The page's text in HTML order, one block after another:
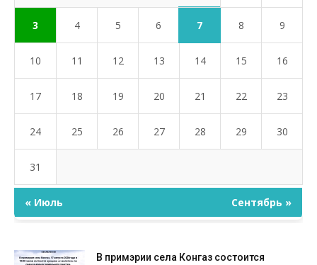
3 4 5 6 7 8 9
10 11 12 13 14 15 16
17 18 19 20 21 22 23
24 25 26 27 28 29 30
31
« Июль Сентябрь »
В примэрии села Конгаз состоится